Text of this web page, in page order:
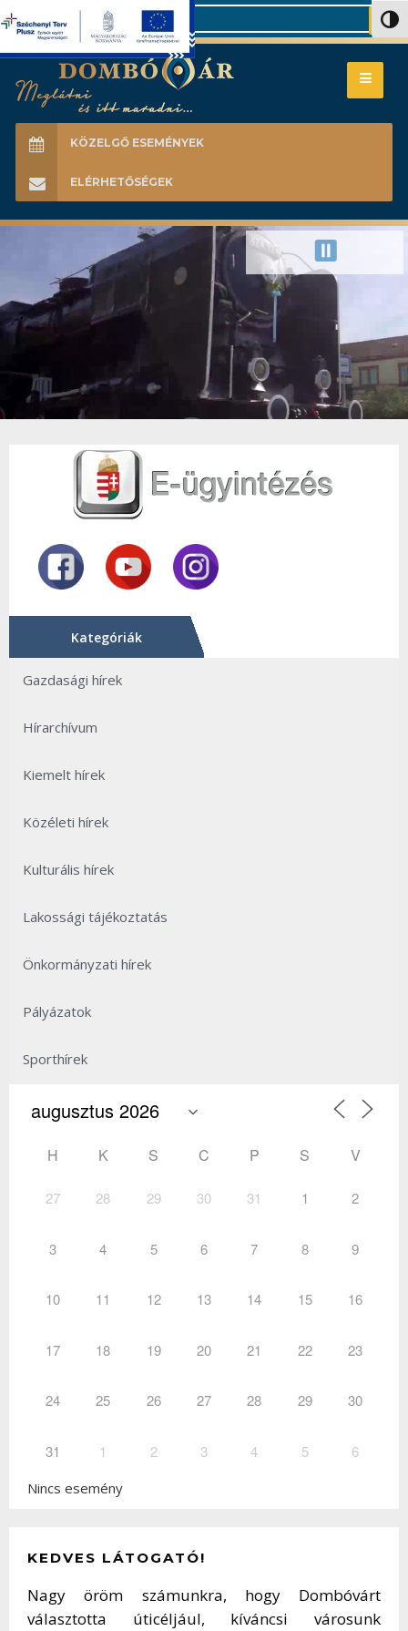
Search
KÖZELGŐ ESEMÉNYEK
ELÉRHETŐSÉGEK
Kategóriák
Gazdasági hírek
Hírarchívum
Kiemelt hírek
Közéleti hírek
Kulturális hírek
Lakossági tájékoztatás
Önkormányzati hírek
Pályázatok
Sporthírek
H K S C P S V
27 28 29 30 31 1 2
3 4 5 6 7 8 9
10 11 12 13 14 15 16
17 18 19 20 21 22 23
24 25 26 27 28 29 30
31 1 2 3 4 5 6
Nincs esemény
KEDVES LÁTOGATÓ!
Nagy öröm számunkra, hogy Dombóvárt
választotta úticéljául, kíváncsi városunk